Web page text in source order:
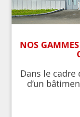
NOS
Dans le cadre
d’un